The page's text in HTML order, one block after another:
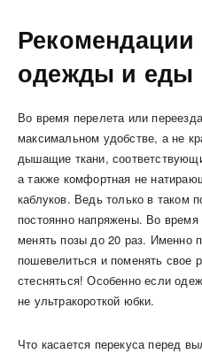
Рекомендации
одежды и еды
Во время перелета или
максимальном удобстве, а не
дышащие ткани,
а также комфортная не
каблуков. Ведь только в таком
постоянно напряжены. Во время
менять позы до 20 раз. Именно
пошевелиться и поменять свое
стесняться! Особенно если
не ультракороткой юбки.
Что касается перекуса перед